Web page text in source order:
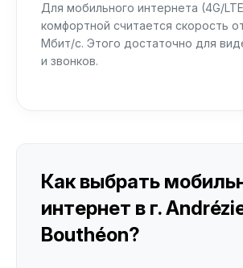
Для мобильного интернета (4G/
комфортной считается скорость
Мбит/с. Этого достаточно для
и звонков.
Как выбрать
интернет в г.
Bouthéon?